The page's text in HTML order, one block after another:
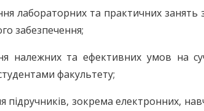
лабораторних та практичних занять
забезпечення;
належних та ефективних умов на
факультету;
підручників, зокрема електронних,